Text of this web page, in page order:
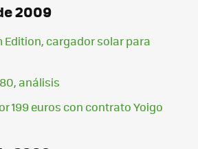
2009
Edition, cargador solar para
análisis
199 euros con contrato Yoigo